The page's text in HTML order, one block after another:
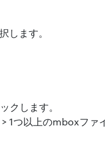
します。
クします。
つ以上のmboxファ